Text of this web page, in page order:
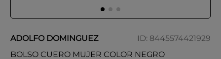
ADOLFO DOMINGUEZ ID: 8445574421929
BOLSO CUERO MUJER COLOR NEGRO